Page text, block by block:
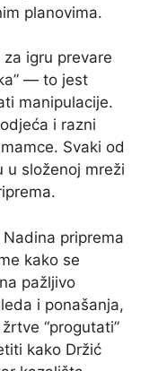
planovima.
igru prevare
— to jest
manipulacije.
i razni
Svaki od
u složenoj mreži
priprema
kako se
pažljivo
i ponašanja,
“progutati”
kako Držić